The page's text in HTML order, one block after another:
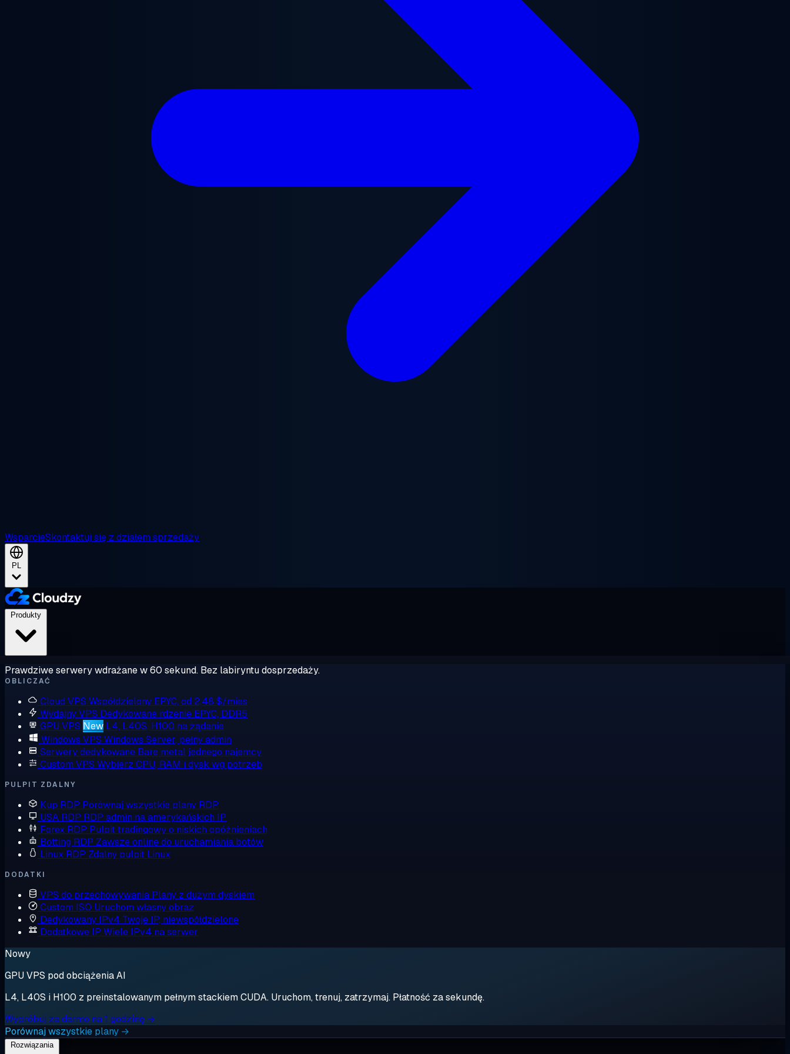
WsparcieSkontaktuj się z działem sprzedaży
PL
Prawdziwe serwery wdrażane w 60 sekund. Bez labiryntu dosprzedaży.
OBLICZAĆ
Cloud VPS Współdzielony EPYC, od 2,48 $/mies
Wydajny VPS Dedykowane rdzenie EPYC, DDR5
GPU VPS New L4, L40S, H100 na żądanie
Windows VPS Windows Server, pełny admin
Serwery dedykowane Bare metal jednego najemcy
Custom VPS Wybierz CPU, RAM i dysk wg potrzeb
PULPIT ZDALNY
Kup RDP Porównaj wszystkie plany RDP
USA RDP RDP admin na amerykańskich IP
Forex RDP Pulpit tradingowy o niskich opóźnieniach
Botting RDP Zawsze online do uruchamiania botów
Linux RDP Zdalny pulpit Linux
DODATKI
VPS do przechowywania Plany z dużym dyskiem
Custom ISO Uruchom własny obraz
Dedykowany IPv4 Twoje IP, niewspółdzielone
Dodatkowe IP Wiele IPv4 na serwer
Nowy
GPU VPS pod obciążenia AI
L4, L40S i H100 z preinstalowanym pełnym stackiem CUDA. Uruchom, trenuj, zatrzymaj. Płatność za sekundę.
Wypróbuj za darmo na 1 godzinę →
Porównaj wszystkie plany →
Rozwiązania